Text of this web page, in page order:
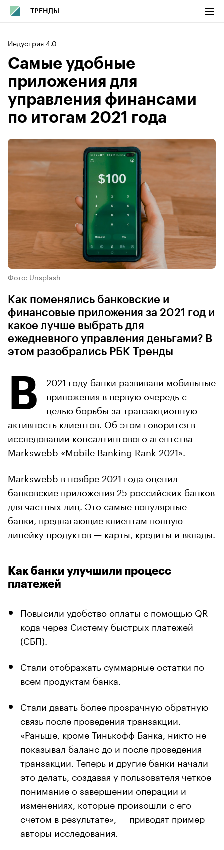
ТРЕНДЫ
Индустрия 4.0
Самые удобные
приложения для
управления финансами
по итогам 2021 года
Фото: Unsplash
Как поменялись банковские и
финансовые приложения за 2021 год и
какое лучше выбрать для
ежедневного управления деньгами? В
этом разобрались РБК Тренды
В
2021 году банки развивали мобильные
приложения в первую очередь с
целью борьбы за транзакционную
активность клиентов. Об этом говорится в
исследовании консалтингового агентства
Markswebb «Mobile Banking Rank 2021».
Markswebb в ноябре 2021 года оценил
банковские приложения 25 российских банков
для частных лиц. Это самые популярные
банки, предлагающие клиентам полную
линейку продуктов — карты, кредиты и вклады.
Как банки улучшили процесс
платежей
Повысили удобство оплаты с помощью QR-
кода через Систему быстрых платежей
(СБП).
Стали отображать суммарные остатки по
всем продуктам банка.
Стали давать более прозрачную обратную
связь после проведения транзакции.
«Раньше, кроме Тинькофф Банка, никто не
показывал баланс до и после проведения
транзакции. Теперь и другие банки начали
это делать, создавая у пользователя четкое
понимание о завершении операции и
изменениях, которые произошли с его
счетом в результате», — приводят пример
авторы исследования.